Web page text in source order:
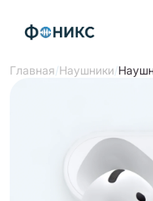
Главная/Наушники/